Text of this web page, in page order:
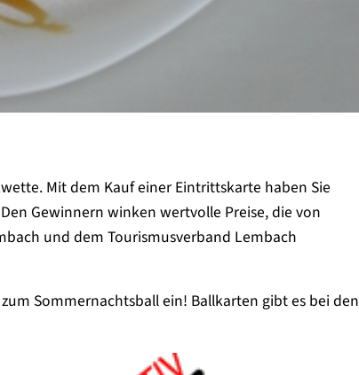
Mit dem Kauf einer Eintrittskarte haben Sie
Gewinnern winken wertvolle Preise, die von
und dem Tourismusverband Lembach
Sommernachtsball ein! Ballkarten gibt es bei den